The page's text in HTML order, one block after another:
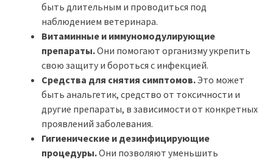
быть длительным и проводиться под
наблюдением ветеринара.
Витаминные и иммуномодулирующие
препараты.Они помогают организму укрепить
свою защиту и бороться с инфекцией.
Средства для снятия симптомов.Это может
быть анальгетик, средство от токсичности и
другие препараты, в зависимости от конкретных
проявлений заболевания.
Гигиенические и дезинфицирующие
процедуры.Они позволяют уменьшить